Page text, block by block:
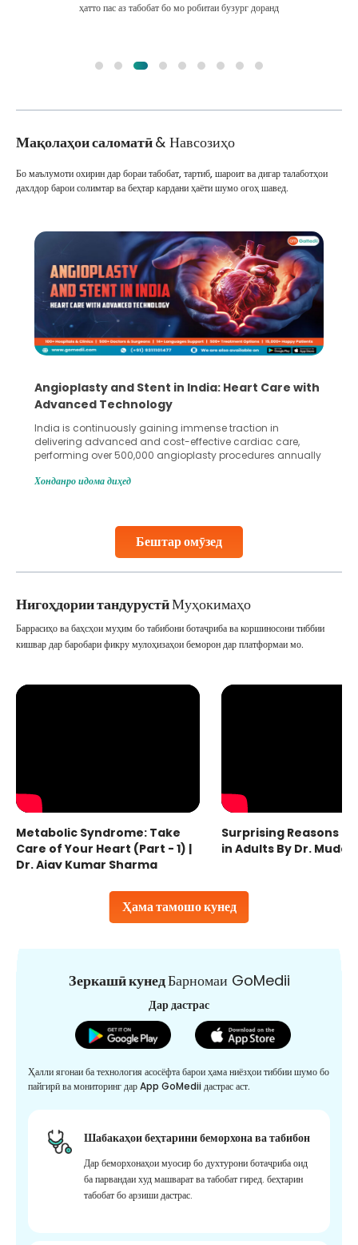
ҳатто пас аз табобат бо мо робитаи бузург доранд
Мақолаҳои саломатӣ& Навсозиҳо
Бештар омӯзед
Бо маълумоти охирин дар бораи табобат, тартиб, шароит ва дигар талаботҳои
дахлдор барои солимтар ва беҳтар кардани ҳаёти шумо огоҳ шавед.
Angioplasty and Stent in India: Heart Care with
Advanced Technology
India is continuously gaining immense traction in
delivering advanced and cost-effective cardiac care,
performing over 500,000 angioplasty procedures annually
globe are searching for treatments like angioplasty and
Studies, such as one published
Хонданро идома диҳед
Нигоҳдории тандурустӣМуҳокимаҳо
Ҳама тамошо кунед
Баррасиҳо ва баҳсҳои муҳим бо табибони ботаҷриба ва коршиносони тиббии
кишвар дар баробари фикру мулоҳизаҳои беморон дар платформаи мо.
Metabolic Syndrome: Take
Care of Your Heart (Part - 1) |
Dr. Ajay Kumar Sharma
Surprising Reasons
in Adults By Dr.
Зеркашӣ кунедБарномаи GoMedii
Дар дастрас
Ҳалли ягонаи ба технология асосёфта барои ҳама ниёзҳои тиббии шумо бо
пайгирӣ ва мониторинг дар App GoMedii дастрас аст.
Шабакаҳои беҳтарини беморхона ва табибон
Дар беморхонаҳои муосир бо духтурони ботаҷриба оид
ба парвандаи худ машварат ва табобат гиред. беҳтарин
табобат бо арзиши дастрас.